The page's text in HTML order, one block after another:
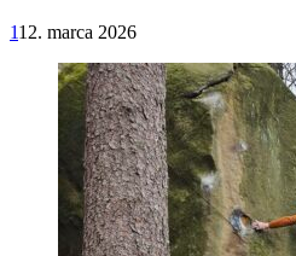
112. marca 2026